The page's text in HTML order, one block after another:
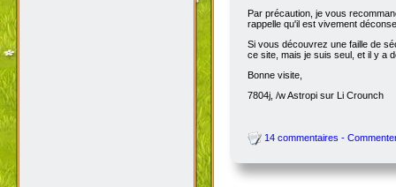
Par précaution, je vous
rappelle qu'il est vivement
Si vous découvrez une faille de
ce site, mais je suis seul, et il y a
Bonne visite,
7804j, /w Astropi sur Li Crounch
14 commentaires -